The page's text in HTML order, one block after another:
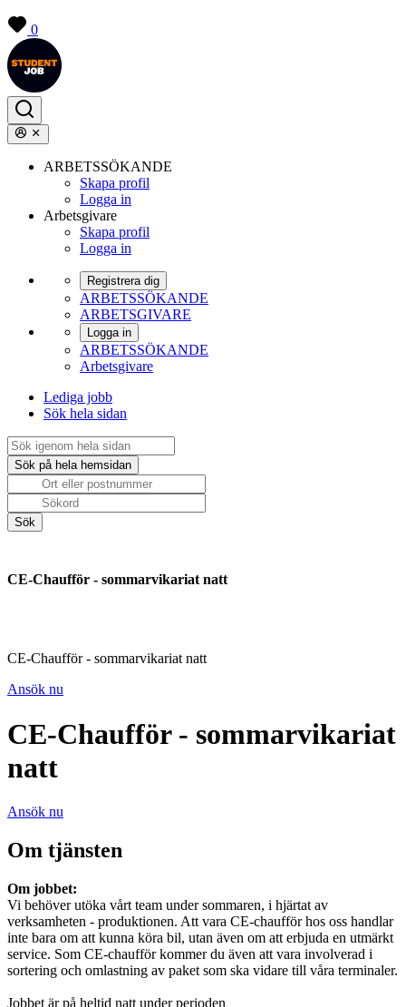
0
ARBETSSÖKANDE
Skapa profil
Logga in
Arbetsgivare
Skapa profil
Logga in
Registrera dig
ARBETSSÖKANDE
ARBETSGIVARE
Logga in
ARBETSSÖKANDE
Arbetsgivare
Lediga jobb
Sök hela sidan
CE-Chaufför - sommarvikariat natt
CE-Chaufför - sommarvikariat natt
Ansök nu
CE-Chaufför - sommarvikariat
natt
Ansök nu
Om tjänsten
Om jobbet:
Vi behöver utöka vårt team under sommaren, i hjärtat av
verksamheten - produktionen. Att vara CE-chaufför hos oss handlar
inte bara om att kunna köra bil, utan även om att erbjuda en utmärkt
service. Som CE-chaufför kommer du även att vara involverad i
sortering och omlastning av paket som ska vidare till våra terminaler.
Jobbet är på heltid natt under perioden